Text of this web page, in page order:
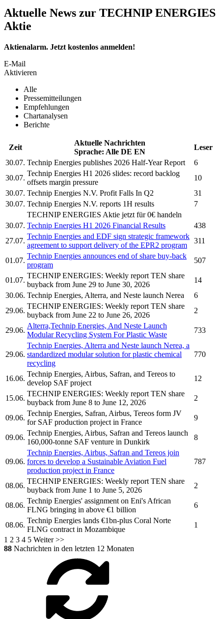
Aktuelle News zur TECHNIP ENERGIES
Aktie
Aktienalarm. Jetzt kostenlos anmelden!
E-Mail
Aktivieren
Alle
Pressemitteilungen
Empfehlungen
Chartanalysen
Berichte
Zeit
Aktuelle Nachrichten
Sprache: Alle DE EN
Leser
30.07. Technip Energies publishes 2026 Half-Year Report
6
30.07.
Technip Energies H1 2026 slides: record backlog
offsets margin pressure
10
30.07. Technip Energies N.V. Profit Falls In Q2
31
30.07. Technip Energies N.V. reports 1H results
7
TECHNIP ENERGIES Aktie jetzt für 0€ handeln
30.07. Technip Energies H1 2026 Financial Results
438
27.07.
Technip Energies and EDF sign strategic framework
agreement to support delivery of the EPR2 program
311
01.07.
Technip Energies announces end of share buy-back
program
507
01.07.
TECHNIP ENERGIES: Weekly report TEN share
buyback from June 29 to June 30, 2026
14
30.06. Technip Energies, Alterra, and Neste launch Nerea
6
29.06.
TECHNIP ENERGIES: Weekly report TEN share
buyback from June 22 to June 26, 2026
2
29.06.
Alterra,Technip Energies, And Neste Launch
Modular Recycling System For Plastic Waste
733
29.06.
Technip Energies, Alterra and Neste launch Nerea, a
standardized modular solution for plastic chemical
recycling
770
16.06.
Technip Energies, Airbus, Safran, and Tereos to
develop SAF project
12
15.06.
TECHNIP ENERGIES: Weekly report TEN share
buyback from June 8 to June 12, 2026
2
09.06.
Technip Energies, Safran, Airbus, Tereos form JV
for SAF production project in France
9
09.06.
Technip Energies, Airbus, Safran and Tereos launch
160,000-tonne SAF venture in Dunkirk
8
09.06.
Technip Energies, Airbus, Safran and Tereos join
forces to develop a Sustainable Aviation Fuel
production project in France
787
08.06.
TECHNIP ENERGIES: Weekly report TEN share
buyback from June 1 to June 5, 2026
2
08.06.
Technip Energies' assignment on Eni's African
FLNG bringing in above €1 billion
6
08.06.
Technip Energies lands €1bn-plus Coral Norte
FLNG contract in Mozambique
1
1 2 3 4 5 Weiter >>
88 Nachrichten in den letzten 12 Monaten